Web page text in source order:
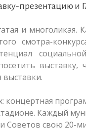
презентацию и
и многоликая.
смотра-
выставки.
концертная
Каждый
Советов свою 20-